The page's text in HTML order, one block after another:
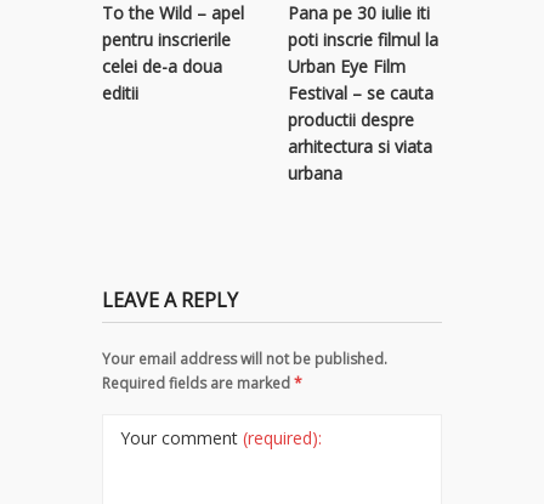
To the Wild – apel
pentru inscrierile
celei de-a doua
editii
Pana pe 30 iulie iti
poti inscrie filmul la
Urban Eye Film
Festival – se cauta
productii despre
arhitectura si viata
urbana
LEAVE A REPLY
Your email address will not be published.
Required fields are marked*
Your comment (required):